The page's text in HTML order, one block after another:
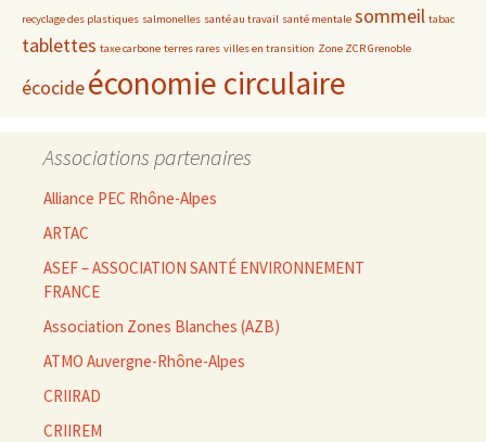
recyclage des plastiques salmonelles santé au travail santé mentale sommeil tabac
tablettes taxe carbone terres rares villes en transition Zone ZCR Grenoble
écocideéconomie circulaire
Associations partenaires
Alliance PEC Rhône-Alpes
ARTAC
ASEF – ASSOCIATION SANTÉ ENVIRONNEMENT
FRANCE
Association Zones Blanches (AZB)
ATMO Auvergne-Rhône-Alpes
CRIIRAD
CRIIREM